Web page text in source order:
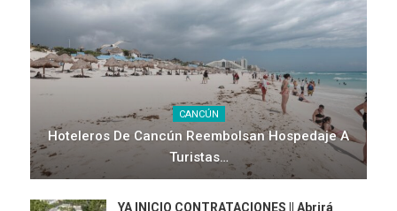
CANCÚN
Hoteleros De Cancún Reembolsan Hospedaje A
Turistas…
YA INICIO CONTRATACIONES || Abrirá